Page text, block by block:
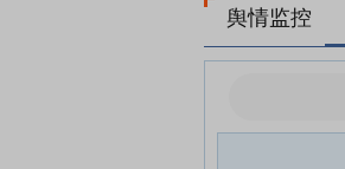
舆情监控